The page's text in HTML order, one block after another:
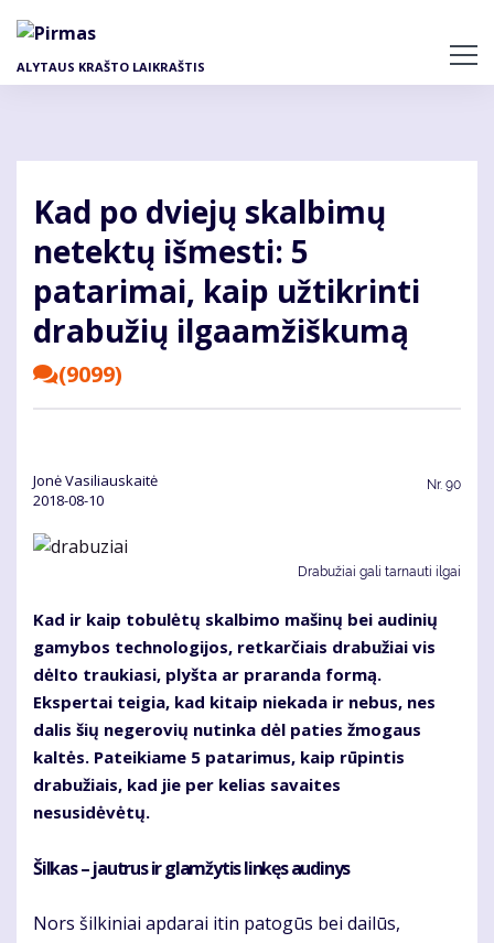
pagrindinį
ALYTAUS KRAŠTO LAIKRAŠTIS
Kad po dviejų skalbimų
netektų išmesti: 5
patarimai, kaip užtikrinti
drabužių ilgaamžiškumą
(9099)
Jonė Vasiliauskaitė
2018-08-10
Nr. 90
Drabužiai gali tarnauti ilgai
Kad ir kaip tobulėtų skalbimo mašinų bei audinių
gamybos technologijos, retkarčiais drabužiai vis
dėlto traukiasi, plyšta ar praranda formą.
Ekspertai teigia, kad kitaip niekada ir nebus, nes
dalis šių negerovių nutinka dėl paties žmogaus
kaltės. Pateikiame 5 patarimus, kaip rūpintis
drabužiais, kad jie per kelias savaites
nesusidėvėtų.
Šilkas – jautrus ir glamžytis linkęs audinys
Nors šilkiniai apdarai itin patogūs bei dailūs,